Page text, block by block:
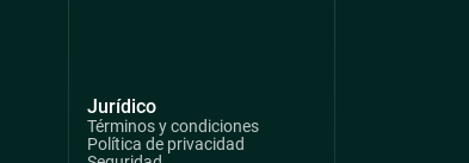
Jurídico
Términos y condiciones
Política de privacidad